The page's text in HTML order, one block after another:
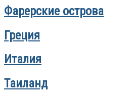
Фарерские острова
Греция
Италия
Таиланд